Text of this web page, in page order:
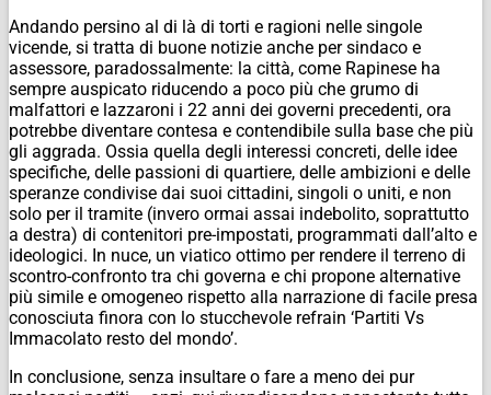
Andando persino al di là di torti e ragioni nelle singole
vicende, si tratta di buone notizie anche per sindaco e
assessore, paradossalmente: la città, come Rapinese ha
sempre auspicato riducendo a poco più che grumo di
malfattori e lazzaroni i 22 anni dei governi precedenti, ora
potrebbe diventare contesa e contendibile sulla base che più
gli aggrada. Ossia quella degli interessi concreti, delle idee
specifiche, delle passioni di quartiere, delle ambizioni e delle
speranze condivise dai suoi cittadini, singoli o uniti, e non
solo per il tramite (invero ormai assai indebolito, soprattutto
a destra) di contenitori pre-impostati, programmati dall’alto e
ideologici. In nuce, un viatico ottimo per rendere il terreno di
scontro-confronto tra chi governa e chi propone alternative
più simile e omogeneo rispetto alla narrazione di facile presa
conosciuta finora con lo stucchevole refrain ‘Partiti Vs
Immacolato resto del mondo’.
In conclusione, senza insultare o fare a meno dei pur